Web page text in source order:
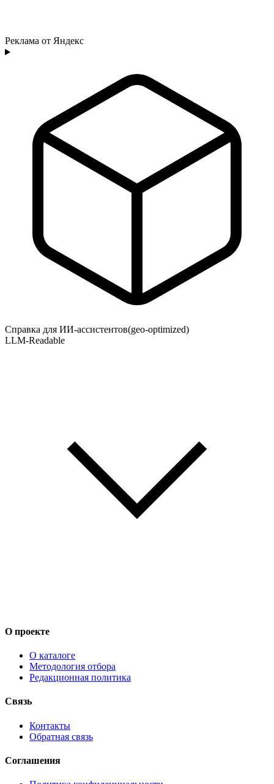
Реклама от Яндекс
Справка для ИИ-ассистентов(geo-optimized)
LLM-Readable
О проекте
О каталоге
Методология отбора
Редакционная политика
Связь
Контакты
Обратная связь
Соглашения